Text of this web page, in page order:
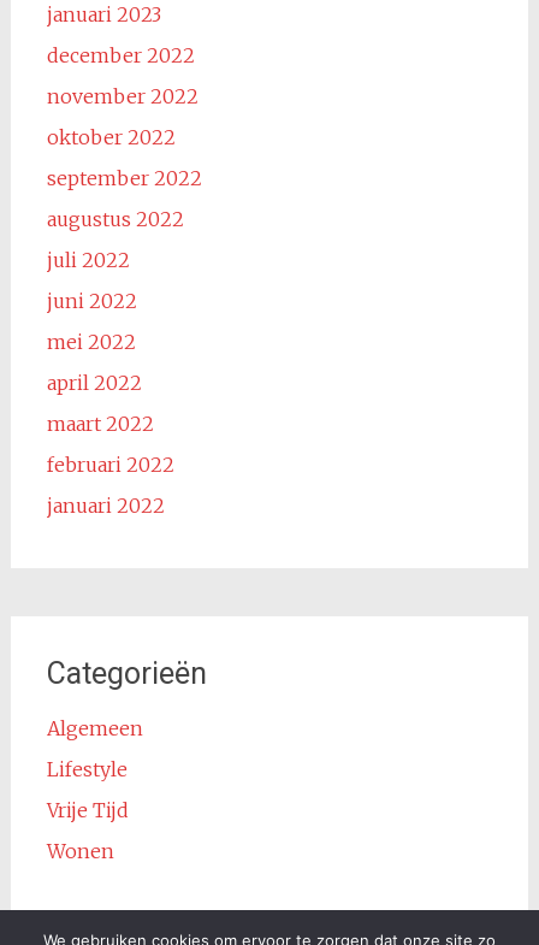
januari 2023
december 2022
november 2022
oktober 2022
september 2022
augustus 2022
juli 2022
juni 2022
mei 2022
april 2022
maart 2022
februari 2022
januari 2022
Categorieën
Algemeen
Lifestyle
Vrije Tijd
Wonen
We gebruiken cookies om ervoor te zorgen dat onze site zo